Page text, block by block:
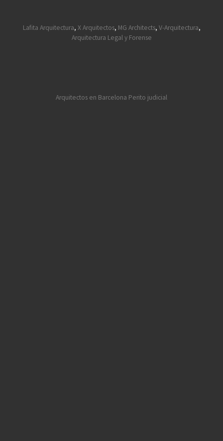
Lafita Arquitectura, X Arquitectos, MG Architects, V-Arquitectura,
Arquitectura Legal y Forense
Arquitectos en Barcelona Perito judicial